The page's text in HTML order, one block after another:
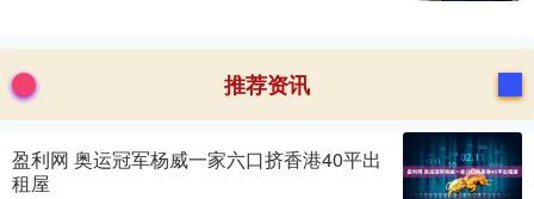
推荐资讯
盈利网 奥运冠军杨威一家六口挤香港40平出
租屋